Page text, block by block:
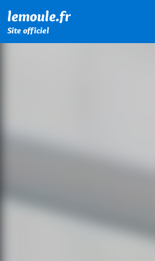
lemoule.fr
Site officiel